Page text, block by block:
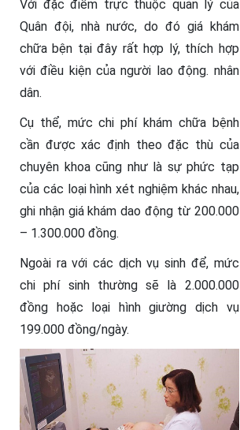
Với đặc điểm trực thuộc quản lý của
Quân đội, nhà nước, do đó giá khám
chữa bện tại đây rất hợp lý, thích hợp
với điều kiện của người lao động. nhân
dân.
Cụ thể, mức chi phí khám chữa bệnh
cần được xác định theo đặc thù của
chuyên khoa cũng như là sự phức tạp
của các loại hình xét nghiệm khác nhau,
ghi nhận giá khám dao động từ 200.000
– 1.300.000 đồng.
Ngoài ra với các dịch vụ sinh để, mức
chi phí sinh thường sẽ là 2.000.000
đồng hoặc loại hình giường dịch vụ
199.000 đồng/ngày.